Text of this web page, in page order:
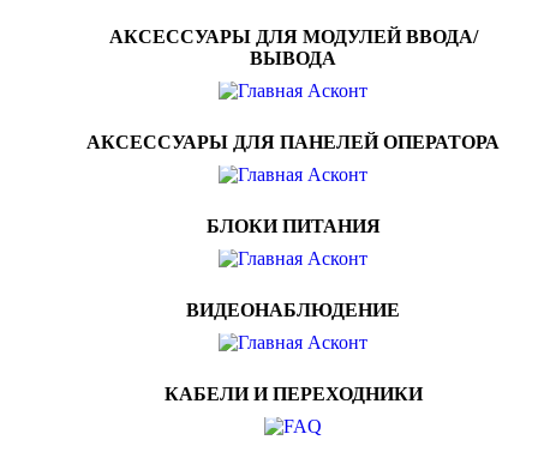
АКСЕССУАРЫ ДЛЯ МОДУЛЕЙ ВВОДА/
ВЫВОДА
АКСЕССУАРЫ ДЛЯ ПАНЕЛЕЙ ОПЕРАТОРА
БЛОКИ ПИТАНИЯ
ВИДЕОНАБЛЮДЕНИЕ
КАБЕЛИ И ПЕРЕХОДНИКИ